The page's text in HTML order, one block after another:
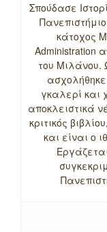
Σπούδασε
κάτοχος
Administration
του Μιλάνου.
γκαλερί και
αποκλειστικά
κριτικός
και είναι ο